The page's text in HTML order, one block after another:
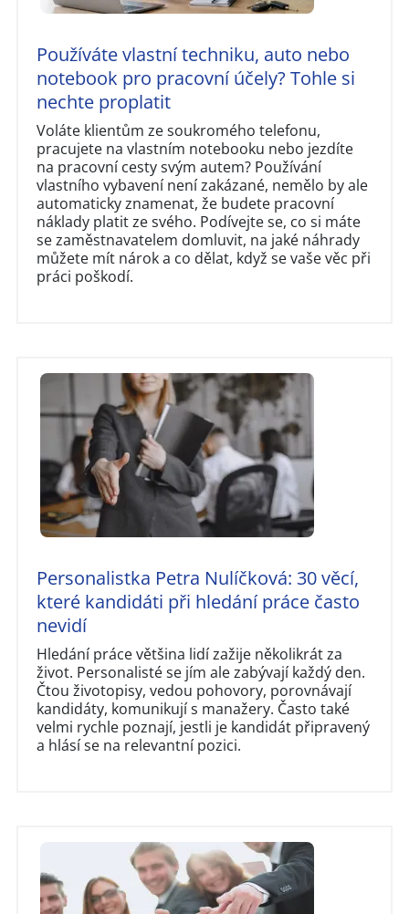
Používáte vlastní techniku, auto nebo
notebook pro pracovní účely? Tohle si
nechte proplatit
Voláte klientům ze soukromého telefonu,
pracujete na vlastním notebooku nebo jezdíte
na pracovní cesty svým autem? Používání
vlastního vybavení není zakázané, nemělo by ale
automaticky znamenat, že budete pracovní
náklady platit ze svého. Podívejte se, co si máte
se zaměstnavatelem domluvit, na jaké náhrady
můžete mít nárok a co dělat, když se vaše věc při
práci poškodí.
Personalistka Petra Nulíčková: 30 věcí,
které kandidáti při hledání práce často
nevidí
Hledání práce většina lidí zažije několikrát za
život. Personalisté se jím ale zabývají každý den.
Čtou životopisy, vedou pohovory, porovnávají
kandidáty, komunikují s manažery. Často také
velmi rychle poznají, jestli je kandidát připravený
a hlásí se na relevantní pozici.